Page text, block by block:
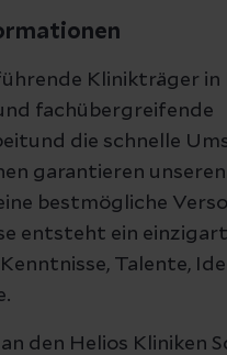
Klinikträger in
fachübergreifende
die schnelle
garantieren unseren
bestmögliche
entsteht ein
Talente,
den Helios Kliniken